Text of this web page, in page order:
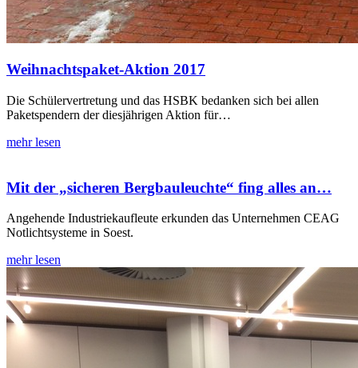
Weihnachtspaket-Aktion 2017
Die Schülervertretung und das HSBK bedanken sich bei allen
Paketspendern der diesjährigen Aktion für…
mehr lesen
Mit der „sicheren Bergbauleuchte“ fing alles an…
Angehende Industriekaufleute erkunden das Unternehmen CEAG
Notlichtsysteme in Soest.
mehr lesen